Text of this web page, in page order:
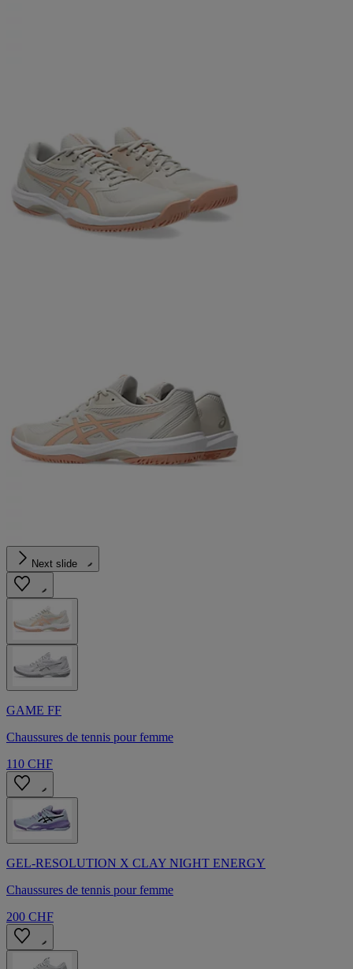
Next slide
GAME FF
Chaussures de tennis pour femme
110 CHF
GEL-RESOLUTION X CLAY NIGHT ENERGY
Chaussures de tennis pour femme
200 CHF